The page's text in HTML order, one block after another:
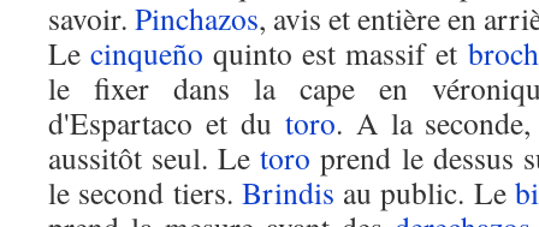
savoir. Pinchazos, avis et entière en
Lecinqueño quinto est massif et
le fixer dans la cape en
d'Espartaco et du toro. A la
aussitôt seul. Letoro prend le dessus
le second tiers. Brindis au public. Le